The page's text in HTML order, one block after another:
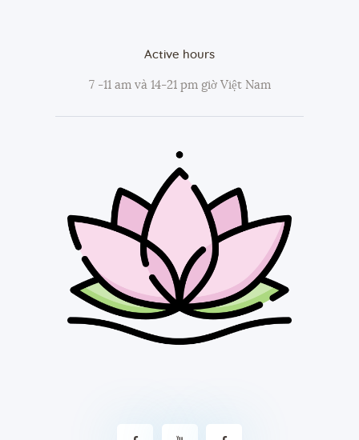
Active hours
7 -11 am và 14-21 pm giờ Việt Nam